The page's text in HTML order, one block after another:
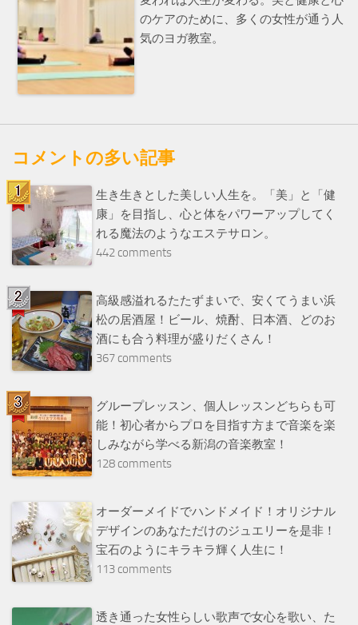
のケアのために、多くの女性が通う人
気のヨガ教室。
コメントの多い記事
生き生きとした美しい人生を。「美」と「健
康」を目指し、心と体をパワーアップしてく
れる魔法のようなエステサロン。
442 comments
高級感溢れるたたずまいで、安くてうまい浜
松の居酒屋！ビール、焼酎、日本酒、どのお
酒にも合う料理が盛りだくさん！
367 comments
グループレッスン、個人レッスンどちらも可
能！初心者からプロを目指す方まで音楽を楽
しみながら学べる新潟の音楽教室！
128 comments
オーダーメイドでハンドメイド！オリジナル
デザインのあなただけのジュエリーを是非！
宝石のようにキラキラ輝く人生に！
113 comments
透き通った女性らしい歌声で女心を歌い、た